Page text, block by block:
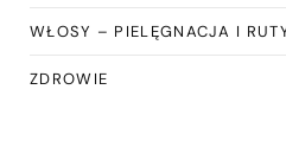
WŁOSY – PIELĘGNACJA I
ZDROWIE